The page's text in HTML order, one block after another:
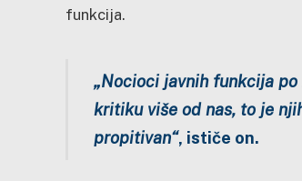
funkcija.
„Nocioci javnih funkcija
kritiku više od nas, to je
propitivan“, ističe on.